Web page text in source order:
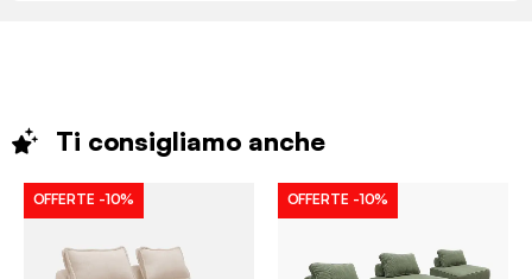
Ti consigliamo anche
OFFERTE -10% OFFERTE -10%